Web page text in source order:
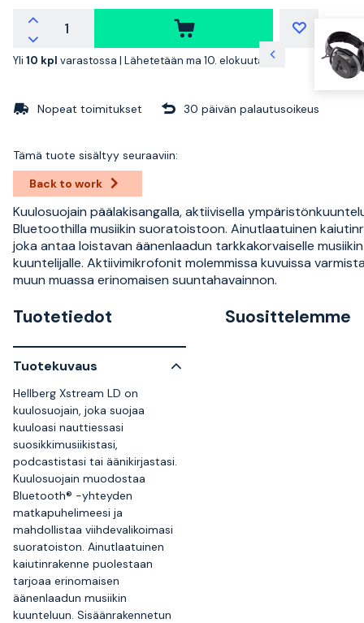
Yli 10 kpl varastossa | Lähetetään ma 10. elokuuta
Nopeat toimitukset 30 päivän palautusoikeus
Tämä tuote sisältyy seuraaviin:
Back to work
Kuulosuojain päälakisangalla, aktiivisella
Bluetoothilla musiikin suoratoistoon. Ainutlaatuinen
joka antaa loistavan äänenlaadun tarkkakorvaiselle musiikin
kuuntelijalle. Aktiivimikrofonit molemmissa kuvuissa
muun muassa erinomaisen suuntahavainnon.
Tuotetiedot
Tuotekuvaus
Hellberg Xstream LD on
kuulosuojain, joka suojaa
kuuloasi nauttiessasi
suosikkimusiikistasi,
podcastistasi tai äänikirjastasi.
Kuulosuojain muodostaa
Bluetooth® -yhteyden
matkapuhelimeesi ja
mahdollistaa viihdevalikoimasi
suoratoiston. Ainutlaatuinen
kaiutinrakenne puolestaan
tarjoaa erinomaisen
äänenlaadun musiikin
kuunteluun. Sisäänrakennetun
Suosittelemme